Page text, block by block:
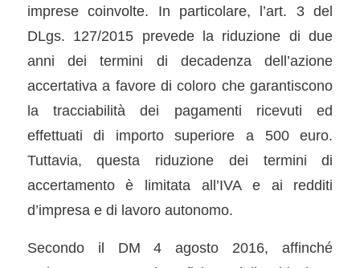
imprese coinvolte. In particolare, l’art. 3 del
DLgs. 127/2015 prevede la riduzione di due
anni dei termini di decadenza dell’azione
accertativa a favore di coloro che garantiscono
la tracciabilità dei pagamenti ricevuti ed
effettuati di importo superiore a 500 euro.
Tuttavia, questa riduzione dei termini di
accertamento è limitata all’IVA e ai redditi
d’impresa e di lavoro autonomo.
Secondo il DM 4 agosto 2016, affinché